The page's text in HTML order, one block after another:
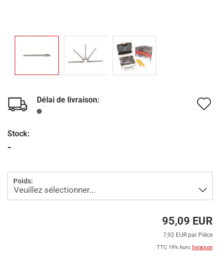
Délai de livraison:
Stock:
-
Poids:
95,09 EUR
7,92 EUR par Pièce
TTC 19% hors livraison